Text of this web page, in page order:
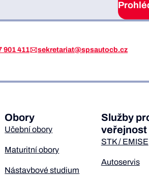
901 411 sekretariat@spsautocb.cz
Obory
Učební obory
Maturitní obory
Nástavbové studium
Služby
veřejnost
STK / EMISE
Autoservis